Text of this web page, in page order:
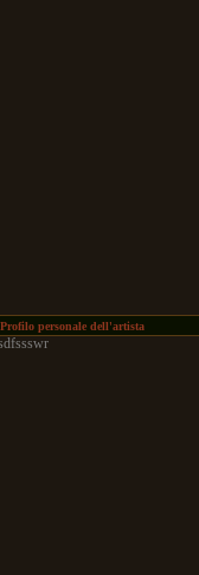
Profilo personale dell'artista